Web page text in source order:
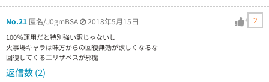
No.21 匿名/J0gmBSA 2018年5月15日 2
100％運用だと特別強い訳じゃないし
火事場キャラは味方からの回復無効が欲しくなるな
回復してくるエリザベスが邪魔
返信数 (2)